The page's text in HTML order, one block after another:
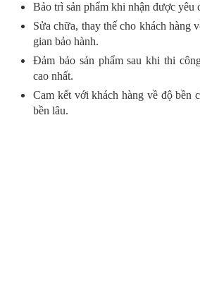
Bảo trì sản phẩm khi nhận được yêu
Sửa chữa, thay thế cho khách hàng
gian bảo hành.
Đảm bảo sản phẩm sau khi thi
cao nhất.
Cam kết với khách hàng về độ bền
bền lâu.